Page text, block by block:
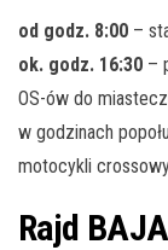
od godz. 8:00 –
ok. godz. 16:30 –
OS-ów do
w godzinach
motocykli
Rajd